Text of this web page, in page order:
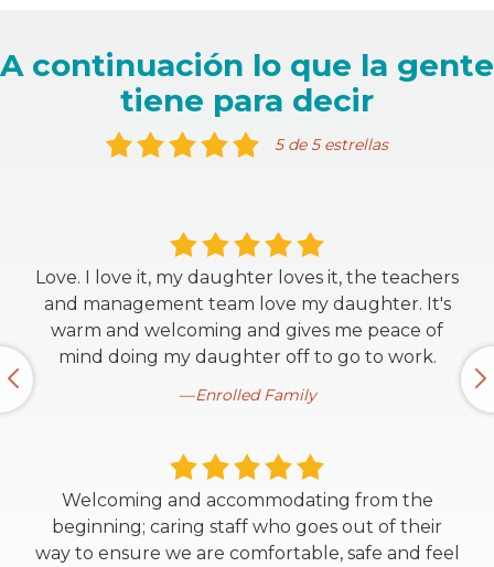
A continuación lo que la gente
tiene para decir
5 de 5 estrellas
Love. I love it, my daughter loves it, the teachers
and management team love my daughter. It's
warm and welcoming and gives me peace of
mind doing my daughter off to go to work.
Enrolled Family
Welcoming and accommodating from the
beginning; caring staff who goes out of their
way to ensure we are comfortable, safe and feel